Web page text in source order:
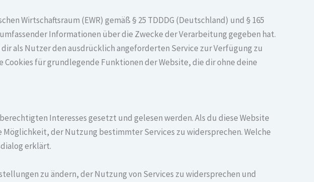
Wirtschaftsraum (EWR) gemäß § 25 TDDDG (Deutschland) und § 165
Informationen über die Zwecke der Verarbeitung gegeben hat.
als Nutzer den ausdrücklich angeforderten Service zur Verfügung zu
für grundlegende Funktionen der Website, die dir ohne deine
Interesses gesetzt und gelesen werden. Als du diese Website
der Nutzung bestimmter Services zu widersprechen. Welche
erklärt.
zu ändern, der Nutzung von Services zu widersprechen und